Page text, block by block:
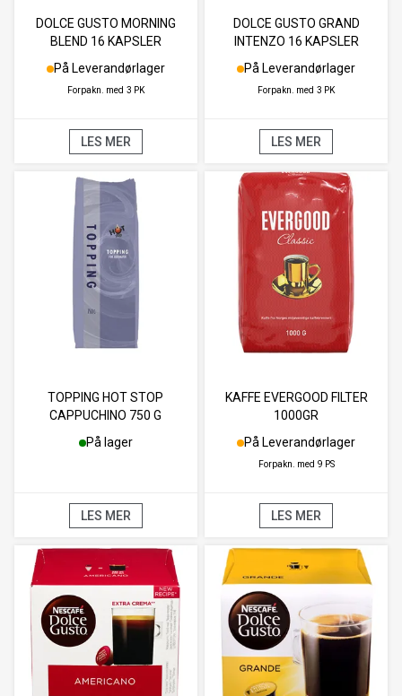
DOLCE GUSTO MORNING
BLEND 16 KAPSLER
På Leverandørlager
Forpakn. med 3 PK
LES MER
DOLCE GUSTO GRAND
INTENZO 16 KAPSLER
På Leverandørlager
Forpakn. med 3 PK
LES MER
TOPPING HOT STOP
CAPPUCHINO 750 G
På lager
LES MER
KAFFE EVERGOOD FILTER
1000GR
På Leverandørlager
Forpakn. med 9 PS
LES MER